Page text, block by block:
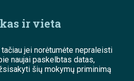
ir vieta
jei norėtumėte nepraleisti
naujai paskelbtas datas,
šių mokymų priminimą